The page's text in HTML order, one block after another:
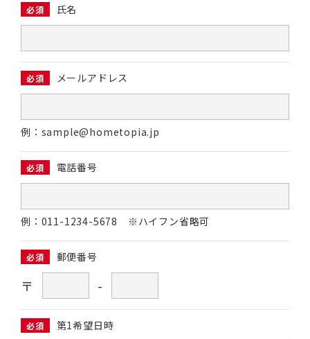
必須 氏名
必須 メールアドレス
例：sample@hometopia.jp
必須 電話番号
例：011-1234-5678 ※ハイフン省略可
必須 郵便番号
〒 -
必須 第1希望日時